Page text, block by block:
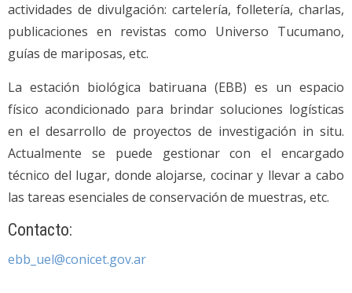
actividades de divulgación: cartelería, folletería, charlas,
publicaciones en revistas como Universo Tucumano,
guías de mariposas, etc.
La estación biológica batiruana (EBB) es un espacio
físico acondicionado para brindar soluciones logísticas
en el desarrollo de proyectos de investigación in situ.
Actualmente se puede gestionar con el encargado
técnico del lugar, donde alojarse, cocinar y llevar a cabo
las tareas esenciales de conservación de muestras, etc.
Contacto:
ebb_uel@conicet.gov.ar